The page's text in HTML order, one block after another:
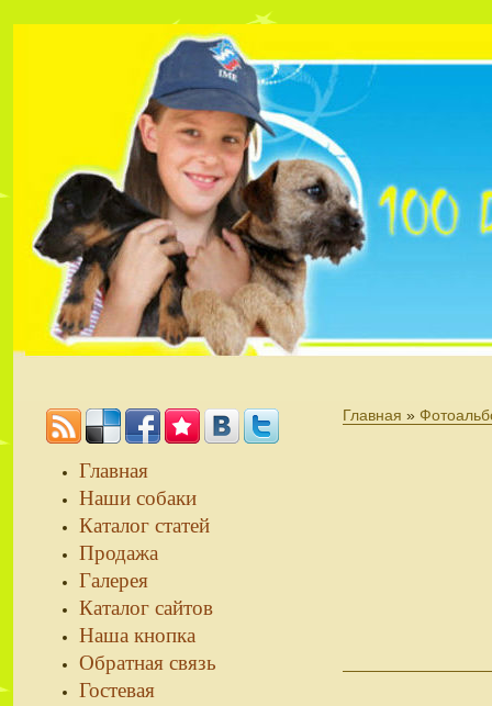
Главная »
Главная
Наши собаки
Каталог статей
Продажа
Галерея
Каталог сайтов
Наша кнопка
Обратная связь
Гостевая